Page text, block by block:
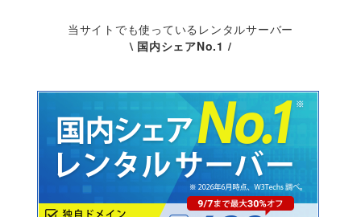
当サイトでも使っているレンタルサーバー
\ 国内シェアNo.1 /